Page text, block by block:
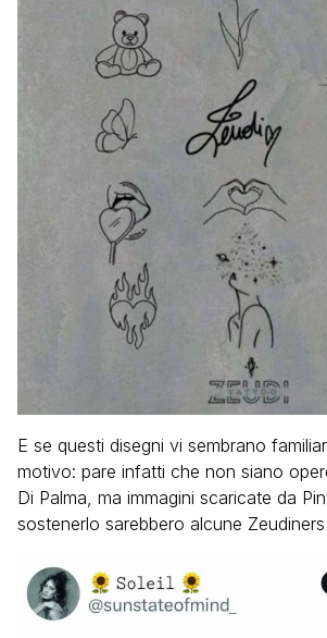
E se questi disegni vi sembrano
motivo: pare infatti che non siano
Di Palma, ma immagini scaricate da
sostenerlo sarebbero alcune